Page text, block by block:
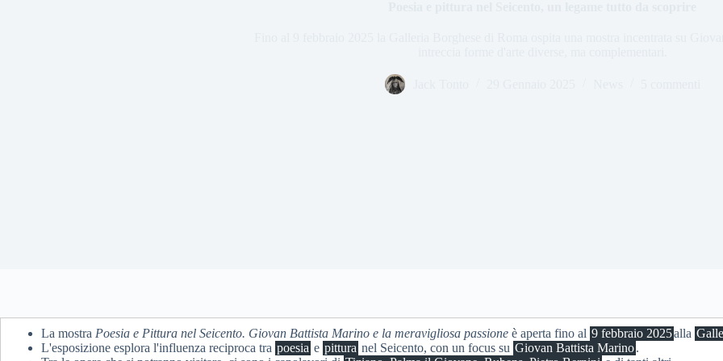
La mostra Poesia e Pittura nel Seicento. Giovan Battista Marino e la meravigliosa passione è aperta fino al 9 febbraio 2025alla
L'esposizione esplora l'influenza reciproca tra poesia e pittura nel Seicento, con un focus su Giovan Battista Marino.